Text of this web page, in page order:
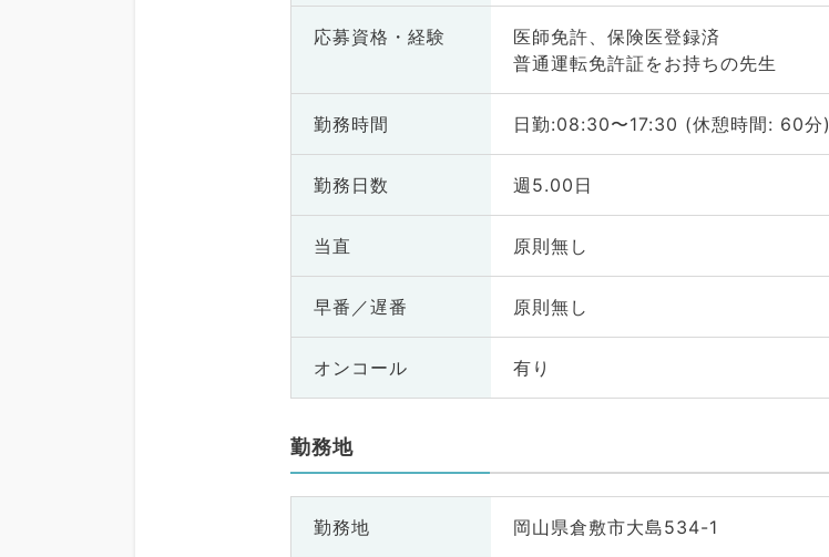
応募資格・ 経験
医師免許、保険医登録済
普通運転免許証をお持ちの先生
勤務時間 日勤:08:30〜17:30 (休憩時間: 60分)
勤務日数 週5.00日
当直 原則無し
早番／遅番 原則無し
オンコール 有り
勤務地
勤務地 岡山県倉敷市大島534-1